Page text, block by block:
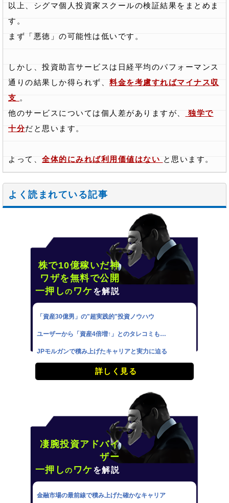
以上、シグマ個人投資家スクールの検証結果をまとめま
す。
まず「悪徳」の可能性は低いです。
しかし、投資助言サービスは日経平均のパフォーマンス
通りの結果しか得られず、 料金を考慮すればマイナス収
支 。
他のサービスについては個人差がありますが、
独学で
十分だと思います。
よって、 全体的にみれば利用価値はない と思います。
よく読まれている記事
株で10億稼いだ神
ワザを無料で公開
一押しの ワケを解説
「資産30億男」の"超実践的"投資ノウハウ
ユーザーから「資産4倍増↑」とのタレコミも…
JPモルガンで積み上げたキャリアと実力に迫る
詳しく見る
凄腕投資アドバイ
ザー
一押しの ワケを解説
金融市場の最前線で積み上げた確かなキャリア